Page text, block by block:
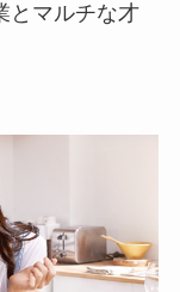
とマルチな才